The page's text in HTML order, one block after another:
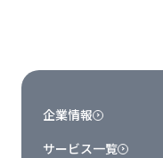
企業情報
サービス一覧